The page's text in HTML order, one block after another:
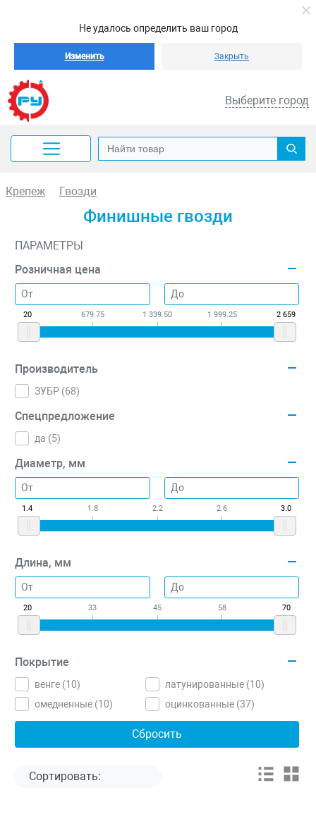
Не удалось определить ваш город
Изменить Закрыть
Выберите город
Крепеж Гвозди
Финишные гвозди
ПАРАМЕТРЫ
Розничная цена
20 679.75 1 339.50 1 999.25 2 659
Производитель
ЗУБР (68)
Спецпредложение
да (5)
Диаметр, мм
1.4 1.8 2.2 2.6 3.0
Длина, мм
20 33 45 58 70
Покрытие
венге (10) латунированные (10)
омедненные (10) оцинкованные (37)